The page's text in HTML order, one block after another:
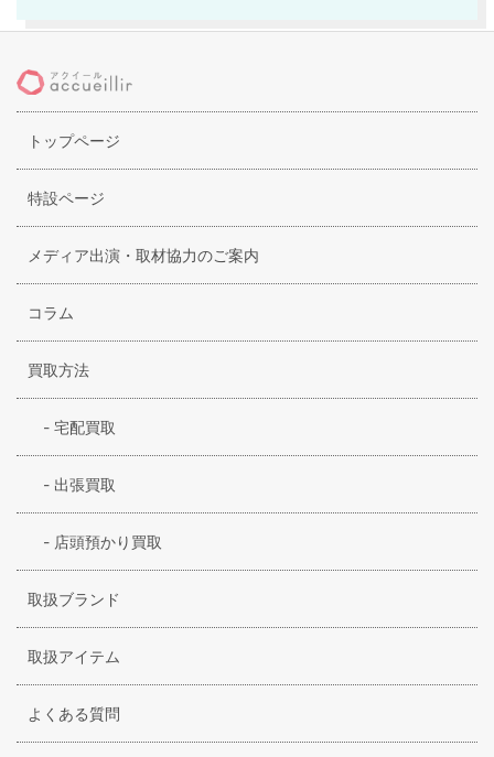
イールが行いあたたかみのあるアンリークイールのバッグ
認知され、愛されるようになっていきます。1980年には日本
へも展開し、現在ではレディースバッグを中心に展開し、直
営ショップの他、多くのセレクトショップで人気のアイテム
となっています。また、バッグの他にも、アクセサリー、レ
ディースシューズその他の服飾小物も同時に展開するに至っ
ています。
トップページ
特設ページ
メディア出演・取材協力のご案内
コラム
買取方法
- 宅配買取
- 出張買取
- 店頭預かり買取
取扱ブランド
取扱アイテム
よくある質問